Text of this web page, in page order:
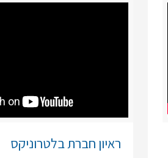
ראיון חברת בלטרוניקס